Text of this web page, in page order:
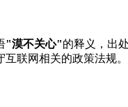
"漠不关心"的释义，出
联网相关的政策法规。